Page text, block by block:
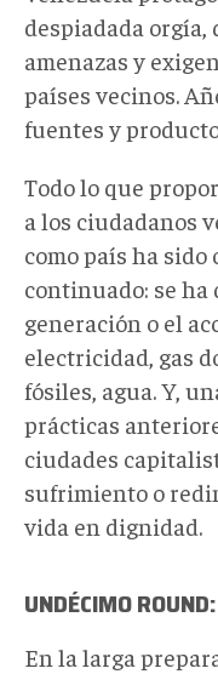
despiadada
amenazas y
países vecinos.
fuentes y
Todo lo que
a los ciudadanos
como país ha
continuado: se
generación o el
electricidad, gas
fósiles, agua. Y,
prácticas
ciudades
sufrimiento o
vida en dignidad.
UNDÉCIMO
En la larga